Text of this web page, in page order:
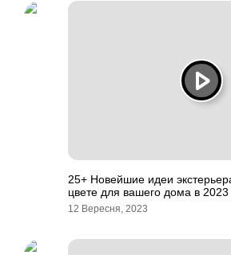
25+ Новейшие идеи
цвете для вашего дома в 2023
12 Вересня, 2023